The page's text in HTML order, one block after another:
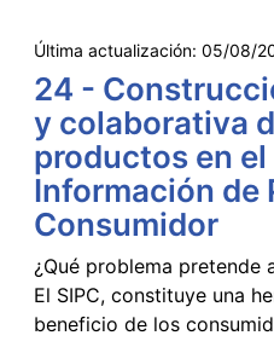
Última actualización: 05/08/
24 -
y colaborativa
productos en
Información de
Consumidor
¿Qué problema pretende
El SIPC, constituye una
beneficio de los